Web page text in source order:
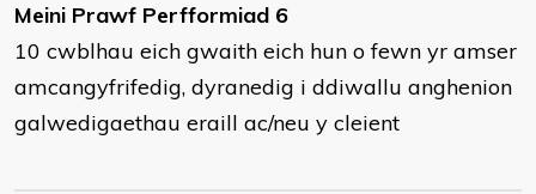
Meini Prawf Perfformiad 6
10 cwblhau eich gwaith eich hun o fewn yr amser
amcangyfrifedig, dyranedig i ddiwallu anghenion
galwedigaethau eraill ac/neu y cleient